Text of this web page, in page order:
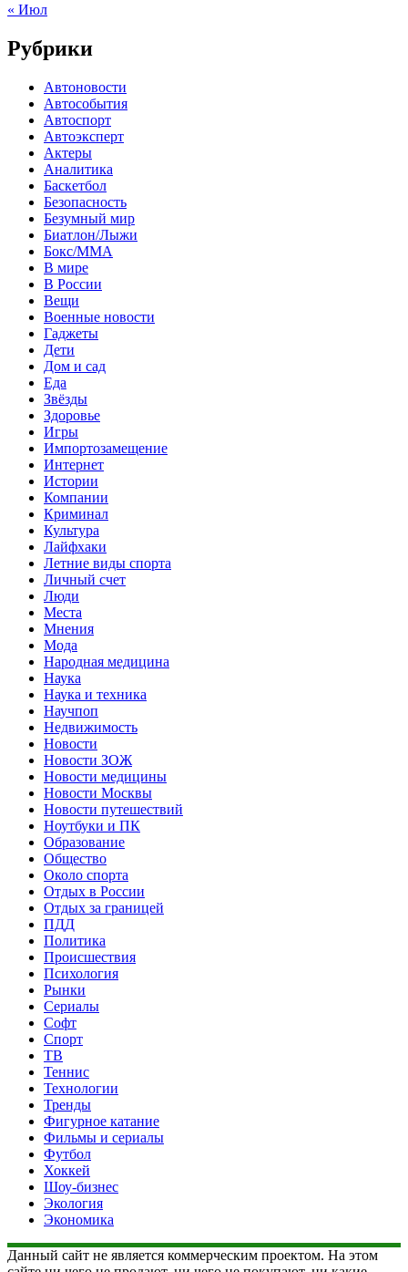
« Июл
Рубрики
Автоновости
Автособытия
Автоспорт
Автоэксперт
Актеры
Аналитика
Баскетбол
Безопасность
Безумный мир
Биатлон/Лыжи
Бокс/MMA
В мире
В России
Вещи
Военные новости
Гаджеты
Дети
Дом и сад
Еда
Звёзды
Здоровье
Игры
Импортозамещение
Интернет
Истории
Компании
Криминал
Культура
Лайфхаки
Летние виды спорта
Личный счет
Люди
Места
Мнения
Мода
Народная медицина
Наука
Наука и техника
Научпоп
Недвижимость
Новости
Новости ЗОЖ
Новости медицины
Новости Москвы
Новости путешествий
Ноутбуки и ПК
Образование
Общество
Около спорта
Отдых в России
Отдых за границей
ПДД
Политика
Происшествия
Психология
Рынки
Сериалы
Софт
Спорт
ТВ
Теннис
Технологии
Тренды
Фигурное катание
Фильмы и сериалы
Футбол
Хоккей
Шоу-бизнес
Экология
Экономика
Данный сайт не является коммерческим проектом. На этом